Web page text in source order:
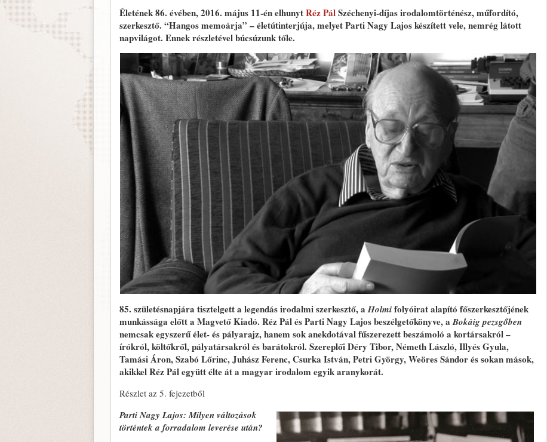
Életének 86. évében, 2016. május 11-én elhunytRéz PálSzéchenyi-díjas irodalomtörténész, műfordító,
szerkesztő. “Hangos memoárja” – életútinterjúja, melyet Parti Nagy Lajos készített vele, nemrég látott
napvilágot. Ennek részletével búcsúzunk tőle.
85. születésnapjára tisztelgett a legendás irodalmi szerkesztő, aHolmifolyóirat alapító főszerkesztőjének
munkássága előtt a Magvető Kiadó. Réz Pál és Parti Nagy Lajos beszélgetőkönyve, aBokáig pezsgőben
nemcsak egyszerű élet- és pályarajz, hanem sok anekdotával fűszerezett beszámoló a kortársakról –
írókról, költőkről, pályatársakról és barátokról. Szereplői Déry Tibor, Németh László, Illyés Gyula,
Tamási Áron, Szabó Lőrinc, Juhász Ferenc, Csurka István, Petri György, Weöres Sándor és sokan mások,
akikkel Réz Pál együtt élte át a magyar irodalom egyik aranykorát.
Részlet az 5. fejezetből
Parti Nagy Lajos: Milyen változások
történtek a forradalom leverése után?